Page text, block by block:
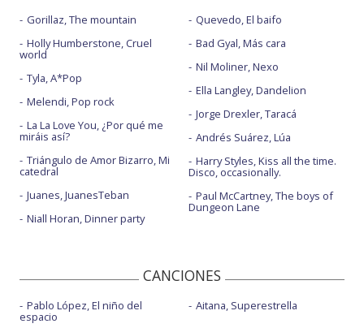
Gorillaz, The mountain
Holly Humberstone, Cruel
world
Tyla, A*Pop
Melendi, Pop rock
La La Love You, ¿Por qué me
miráis así?
Triángulo de Amor Bizarro, Mi
catedral
Juanes, JuanesTeban
Niall Horan, Dinner party
Quevedo, El baifo
Bad Gyal, Más cara
Nil Moliner, Nexo
Ella Langley, Dandelion
Jorge Drexler, Taracá
Andrés Suárez, Lúa
Harry Styles, Kiss all the time.
Disco, occasionally.
Paul McCartney, The boys of
Dungeon Lane
CANCIONES
Pablo López, El niño del
espacio
Aitana, Superestrella